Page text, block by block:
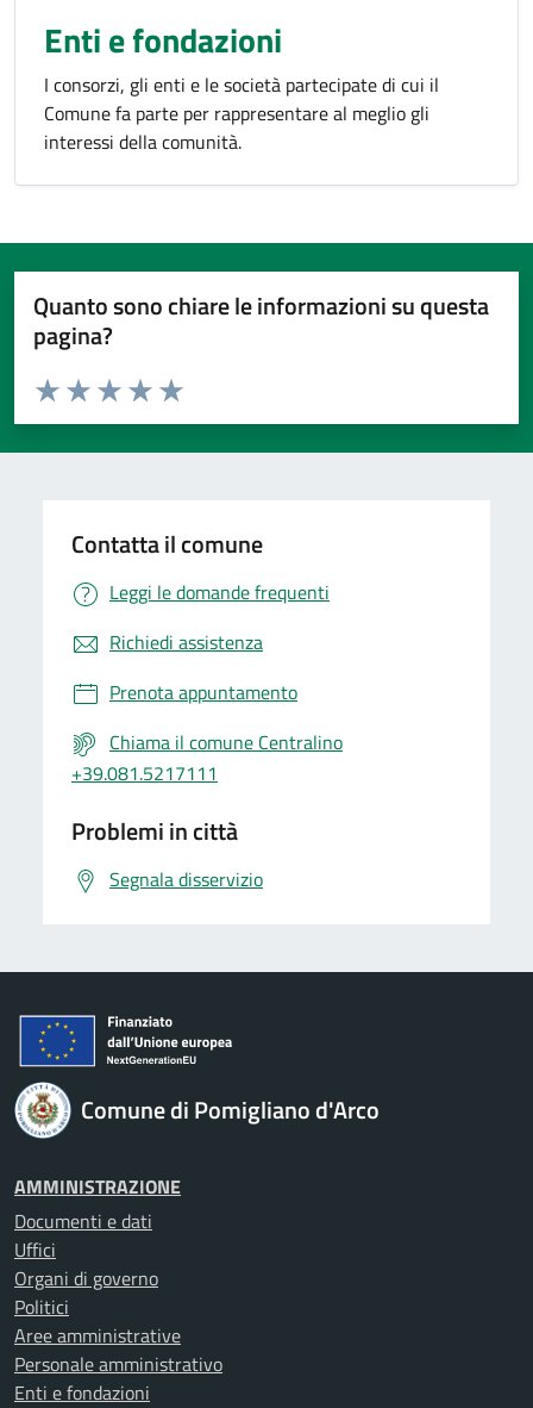
Enti e fondazioni
I consorzi, gli enti e le società partecipate di cui il
Comune fa parte per rappresentare al meglio gli
interessi della comunità.
Quanto sono chiare le informazioni su questa
pagina?
Valuta da 1 a 5 stelle la pagina
Valuta 5 stelle su 5
Valuta 4 stelle su 5
Valuta 3 stelle su 5
Valuta 2 stelle su 5
Valuta 1 stelle su 5
Contatta il comune
Leggi le domande frequenti
Richiedi assistenza
Prenota appuntamento
Chiama il comune Centralino
+39.081.5217111
Problemi in città
Segnala disservizio
Comune di Pomigliano d'Arco
AMMINISTRAZIONE
Documenti e dati
Uffici
Organi di governo
Politici
Aree amministrative
Personale amministrativo
Enti e fondazioni